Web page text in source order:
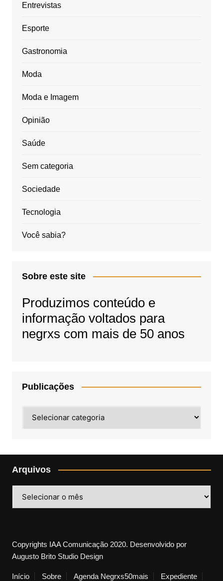
Entrevistas
Esporte
Gastronomia
Moda
Moda e Imagem
Opinião
Saúde
Sem categoria
Sociedade
Tecnologia
Você sabia?
Sobre este site
Produzimos conteúdo e
informação voltados para
negrxs com mais de 50 anos
Publicações
Arquivos
Copyrights IAA Comunicação 2020. Desenvolvido por
Augusto Brito Studio Design
Início Sobre Agenda Negrxs50mais Expediente